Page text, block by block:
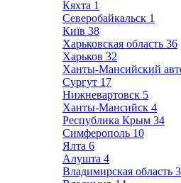
Кяхта 1
Северобайкальск 1
Київ 38
Харьковская область 36
Харьков 32
Ханты-Мансийский
Сургут 17
Нижневартовск 5
Ханты-Мансийск 4
Республика Крым 34
Симферополь 10
Ялта 6
Алушта 4
Владимирская область